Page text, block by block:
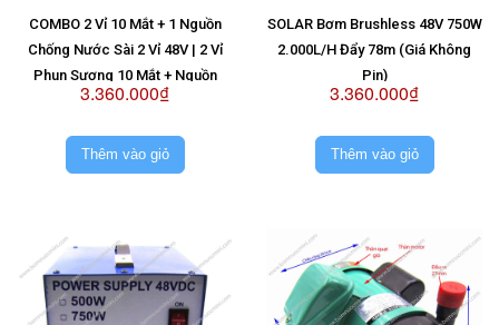
COMBO 2 Vỉ 10 Mắt + 1 Nguồn
Chống Nước Sài 2 Vỉ 48V | 2 Vỉ
Phun Sương 10 Mắt + Nguồn
Chống Nước Sài 2 Vỉ 48V
3.360.000₫
Thêm vào giỏ
SOLAR Bơm Brushless 48V 750W
2.000L/H Đẩy 78m (Giá Không
Pin)
3.360.000₫
Thêm vào giỏ